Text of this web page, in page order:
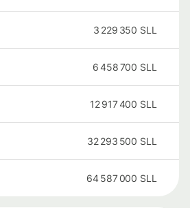
3 229 350 SLL
6 458 700 SLL
12 917 400 SLL
32 293 500 SLL
64 587 000 SLL